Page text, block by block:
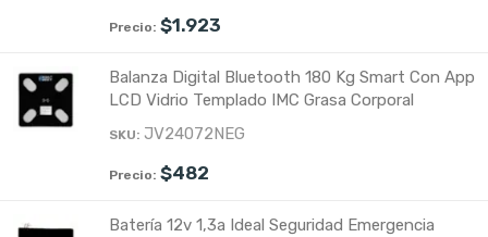
$1.923
Balanza Digital Bluetooth 180 Kg Smart Con App
LCD Vidrio Templado IMC Grasa Corporal
JV24072NEG
$482
Batería 12v 1,3a Ideal Seguridad Emergencia